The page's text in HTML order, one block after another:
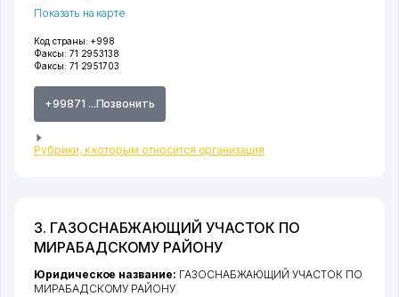
Код страны: +998
Факсы: 71 2953138
Факсы: 71 2951703
+99871 ...Позвонить
Рубрики, к которым относится организация
Показать на карте
3. ГАЗОСНАБЖАЮЩИЙ УЧАСТОК ПО
МИРАБАДСКОМУ РАЙОНУ
Юридическое название: ГАЗОСНАБЖАЮЩИЙ УЧАСТОК ПО
МИРАБАДСКОМУ РАЙОНУ